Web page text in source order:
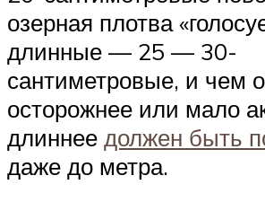
озерная плотва
длинные — 25 — 30-
сантиметровые, и чем
осторожнее или мало
длиннее должен быть
даже до метра.